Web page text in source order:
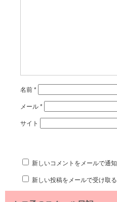
名前 *
メール *
サイト
新しいコメントをメールで通知
新しい投稿をメールで受け取る